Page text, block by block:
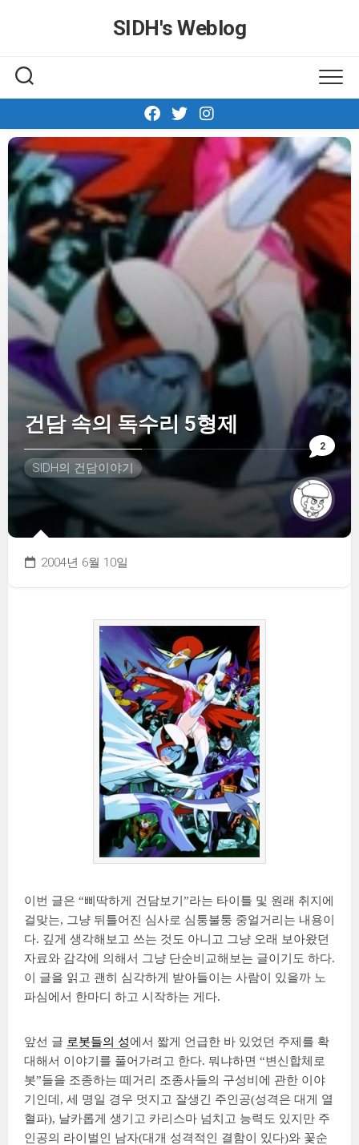
SIDH′s Weblog
2
건담 속의 독수리 5형제
SIDH의 건담이야기
2004년 6월 10일
이번 글은 “삐딱하게 건담보기”라는 타이틀 및 원래 취지에
걸맞는, 그냥 뒤틀어진 심사로 심퉁불퉁 중얼거리는 내용이
다. 깊게 생각해보고 쓰는 것도 아니고 그냥 오래 보아왔던
자료와 감각에 의해서 그냥 단순비교해보는 글이기도 하다.
이 글을 읽고 괜히 심각하게 받아들이는 사람이 있을까 노
파심에서 한마디 하고 시작하는 게다.
앞선 글 로봇들의 성에서 짧게 언급한 바 있었던 주제를 확
대해서 이야기를 풀어가려고 한다. 뭐냐하면 “변신합체로
봇”들을 조종하는 떼거리 조종사들의 구성비에 관한 이야
기인데, 세 명일 경우 멋지고 잘생긴 주인공(성격은 대게 열
혈파), 날카롭게 생기고 카리스마 넘치고 능력도 있지만 주
인공의 라이벌인 남자(대개 성격적인 결함이 있다)와 꽃순